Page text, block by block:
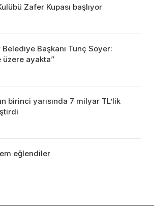
Zafer Kupası başlıyor
Başkanı Tunç Soyer:
üzere ayakta”
birinci yarısında 7 milyar TL’lik
eğlendiler